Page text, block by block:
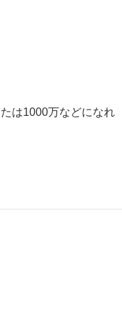
は1000万などになれ